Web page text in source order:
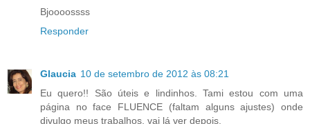
Bjoooossss
Responder
Glaucia 10 de setembro de 2012 às 08:21
Eu quero!! São úteis e lindinhos. Tami estou com uma
página no face FLUENCE (faltam alguns ajustes) onde
divulgo meus trabalhos, vai lá ver depois.